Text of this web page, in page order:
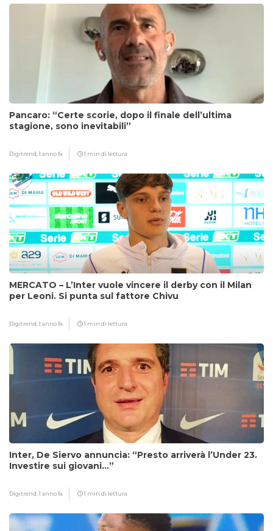
Pancaro: “Certe scorie, dopo il finale dell’ultima
stagione, sono inevitabili”
Digitrend,1 anno fa 1 min di lettura
MERCATO – L’Inter vuole vincere il derby con il Milan
per Leoni. Si punta sul fattore Chivu
Digitrend,1 anno fa 1 min di lettura
Inter, De Siervo annuncia: “Presto arriverà l’Under 23.
Investire sui giovani…”
Digitrend,1 anno fa 1 min di lettura